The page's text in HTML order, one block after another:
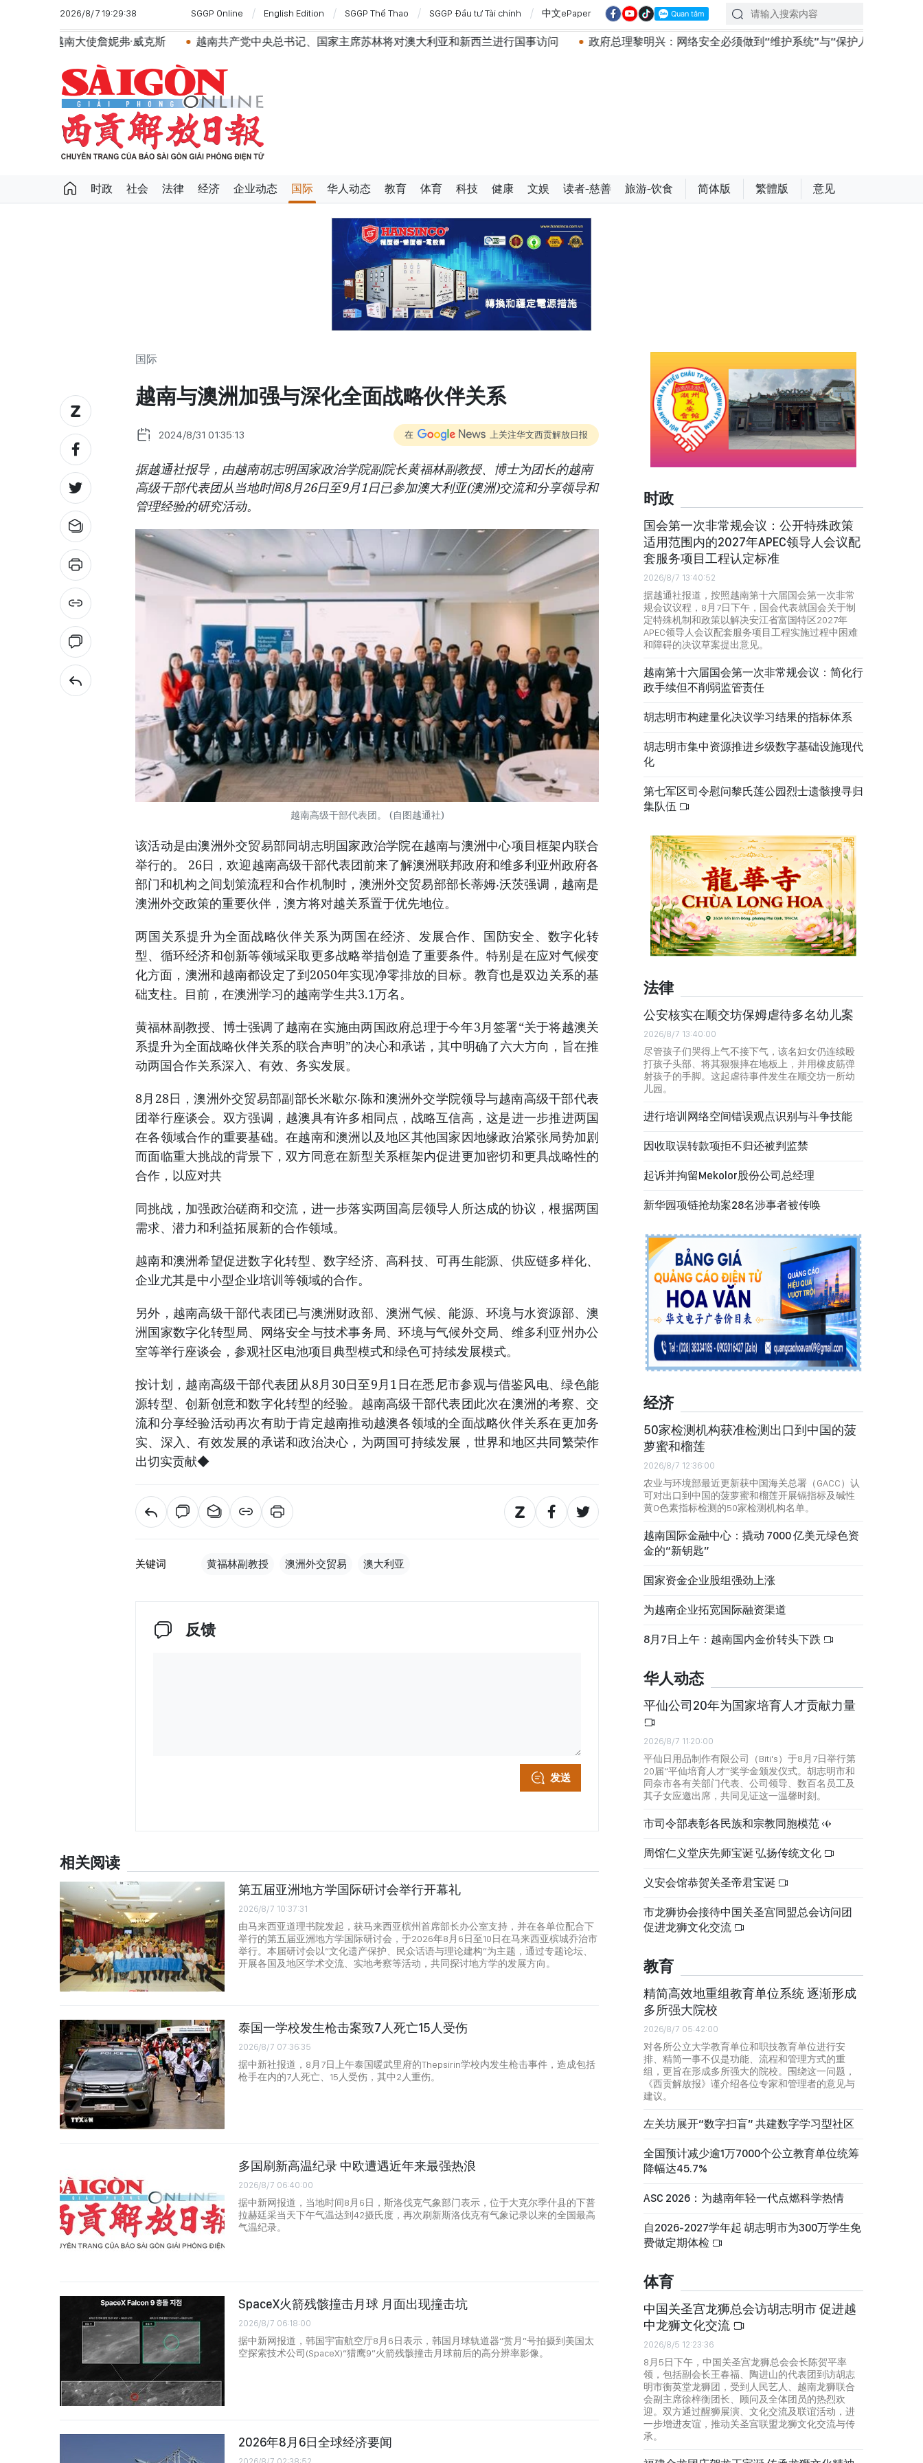
2026/8/7 19:29:38 SGGP Online English Edition SGGP Thể Thao SGGP Đầu tư Tài chính 中文ePaper
詹妮弗·威克斯 越南共产党中央总书记、国家主席苏林将对澳大利亚和新西兰进行国事访问 政府总理黎明兴：网络安全必须做到“维护系统”与“保护人员”紧密结合
时政 社会 法律 经济 企业动态 国际 华人动态 教育 体育 科技 健康 文娱 读者-慈善 旅游-饮食 简体版 繁體版 意见
国际
越南与澳洲加强与深化全面战略伙伴关系
2024/8/31 01:35:13 在 上关注华文西贡解放日报
据越通社报导，由越南胡志明国家政治学院副院长黄福林副教授、博士为团长的越南
高级干部代表团从当地时间8月26日至9月1日已参加澳大利亚(澳洲)交流和分享领导和
管理经验的研究活动。
越南高级干部代表团。 (自图越通社)
该活动是由澳洲外交贸易部同胡志明国家政治学院在越南与澳洲中心项目框架内联合
举行的。 26日，欢迎越南高级干部代表团前来了解澳洲联邦政府和维多利亚州政府各
部门和机构之间划策流程和合作机制时，澳洲外交贸易部部长蒂姆‧沃茨强调，越南是
澳洲外交政策的重要伙伴，澳方将对越关系置于优先地位。
两国关系提升为全面战略伙伴关系为两国在经济、发展合作、国防安全、数字化转
型、循环经济和创新等领域采取更多战略举措创造了重要条件。特别是在应对气候变
化方面，澳洲和越南都设定了到2050年实现净零排放的目标。教育也是双边关系的基
础支柱。目前，在澳洲学习的越南学生共3.1万名。
黄福林副教授、博士强调了越南在实施由两国政府总理于今年3月签署“关于将越澳关
系提升为全面战略伙伴关系的联合声明”的决心和承诺，其中明确了六大方向，旨在推
动两国合作关系深入、有效、务实发展。
8月28日，澳洲外交贸易部副部长米歇尔‧陈和澳洲外交学院领导与越南高级干部代表
团举行座谈会。双方强调，越澳具有许多相同点，战略互信高，这是进一步推进两国
在各领域合作的重要基础。在越南和澳洲以及地区其他国家因地缘政治紧张局势加剧
而面临重大挑战的背景下，双方同意在新型关系框架内促进更加密切和更具战略性的
合作，以应对共
同挑战，加强政治磋商和交流，进一步落实两国高层领导人所达成的协议，根据两国
需求、潜力和利益拓展新的合作领域。
越南和澳洲希望促进数字化转型、数字经济、高科技、可再生能源、供应链多样化、
企业尤其是中小型企业培训等领域的合作。
另外，越南高级干部代表团已与澳洲财政部、澳洲气候、能源、环境与水资源部、澳
洲国家数字化转型局、网络安全与技术事务局、环境与气候外交局、维多利亚州办公
室等举行座谈会，参观社区电池项目典型模式和绿色可持续发展模式。
按计划，越南高级干部代表团从8月30日至9月1日在悉尼市参观与借鉴风电、绿色能
源转型、创新创意和数字化转型的经验。越南高级干部代表团此次在澳洲的考察、交
流和分享经验活动再次有助于肯定越南推动越澳各领域的全面战略伙伴关系在更加务
实、深入、有效发展的承诺和政治决心，为两国可持续发展，世界和地区共同繁荣作
出切实贡献◆
关键词 黄福林副教授 澳洲外交贸易 澳大利亚
反馈
发送
相关阅读
第五届亚洲地方学国际研讨会举行开幕礼
2026/8/7 10:37:31
由马来西亚道理书院发起，获马来西亚槟州首席部长办公室支持，并在各单位配合下
举行的第五届亚洲地方学国际研讨会，于2026年8月6日至10日在马来西亚槟城乔治市
举行。本届研讨会以“文化遗产保护、民众话语与理论建构”为主题，通过专题论坛、
开展各国及地区学术交流、实地考察等活动，共同探讨地方学的发展方向。
泰国一学校发生枪击案致7人死亡15人受伤
2026/8/7 07:36:35
据中新社报道，8月7日上午泰国暖武里府的Thepsirin学校内发生枪击事件，造成包括
枪手在内的7人死亡、15人受伤，其中2人重伤。
多国刷新高温纪录 中欧遭遇近年来最强热浪
2026/8/7 06:40:00
据中新网报道，当地时间8月6日，斯洛伐克气象部门表示，位于大克尔季什县的下普
拉赫廷采当天下午气温达到42摄氏度，再次刷新斯洛伐克有气象记录以来的全国最高
气温纪录。
SpaceX火箭残骸撞击月球 月面出现撞击坑
2026/8/7 06:18:00
据中新网报道，韩国宇宙航空厅8月6日表示，韩国月球轨道器“赏月”号拍摄到美国太
空探索技术公司(SpaceX)“猎鹰9”火箭残骸撞击月球前后的高分辨率影像。
2026年8月6日全球经济要闻
时政
国会第一次非常规会议：公开特殊政策
适用范围内的2027年APEC领导人会议配
套服务项目工程认定标准
2026/8/7 13:40:52
据越通社报道，按照越南第十六届国会第一次非常
规会议议程，8月7日下午，国会代表就国会关于制
定特殊机制和政策以解决安江省富国特区2027年
APEC领导人会议配套服务项目工程实施过程中困难
和障碍的决议草案提出意见。
越南第十六届国会第一次非常规会议：简化行
政手续但不削弱监管责任
胡志明市构建量化决议学习结果的指标体系
胡志明市集中资源推进乡级数字基础设施现代
化
第七军区司令慰问黎氏莲公园烈士遗骸搜寻归
集队伍
法律
公安核实在顺交坊保姆虐待多名幼儿案
2026/8/7 13:40:00
尽管孩子们哭得上气不接下气，该名妇女仍连续殴
打孩子头部、将其狠狠摔在地板上，并用橡皮筋弹
射孩子的手脚。这起虐待事件发生在顺交坊一所幼
儿园。
进行培训网络空间错误观点识别与斗争技能
因收取误转款项拒不归还被判监禁
起诉并拘留Mekolor股份公司总经理
新华园项链抢劫案28名涉事者被传唤
经济
50家检测机构获准检测出口到中国的菠
萝蜜和榴莲
2026/8/7 12:36:00
农业与环境部最近更新获中国海关总署（GACC）认
可对出口到中国的菠萝蜜和榴莲开展镉指标及碱性
黄O色素指标检测的50家检测机构名单。
越南国际金融中心：撬动 7000 亿美元绿色资
金的“新钥匙”
国家资金企业股组强劲上涨
为越南企业拓宽国际融资渠道
8月7日上午：越南国内金价转头下跌
华人动态
平仙公司20年为国家培育人才贡献力量
2026/8/7 11:20:00
平仙日用品制作有限公司（Biti's）于8月7日举行第
20届“平仙培育人才”奖学金颁发仪式。胡志明市和
同奈市各有关部门代表、公司领导、数百名员工及
其子女应邀出席，共同见证这一温馨时刻。
市司令部表彰各民族和宗教同胞模范
周馆仁义堂庆先师宝诞 弘扬传统文化
义安会馆恭贺关圣帝君宝诞
市龙狮协会接待中国关圣宫同盟总会访问团
促进龙狮文化交流
教育
精简高效地重组教育单位系统 逐渐形成
多所强大院校
2026/8/7 05:42:00
对各所公立大学教育单位和职技教育单位进行安
排、精简一事不仅是功能、流程和管理方式的重
组，更旨在形成多所强大的院校。围绕这一问题，
《西贡解放报》谨介绍各位专家和管理者的意见与
建议。
左关坊展开“数字扫盲” 共建数字学习型社区
全国预计减少逾1万7000个公立教育单位统筹
降幅达45.7%
ASC 2026：为越南年轻一代点燃科学热情
自2026-2027学年起 胡志明市为300万学生免
费做定期体检
体育
中国关圣宫龙狮总会访胡志明市 促进越
中龙狮文化交流
2026/8/5 12:23:36
8月5日下午，中国关圣宫龙狮总会会长陈贺平率
领，包括副会长王春福、陶进山的代表团到访胡志
明市衡英堂龙狮团，受到人民艺人、越南龙狮联合
会副主席徐梓衡团长、顾问及全体团员的热烈欢
迎。双方通过醒狮展演、文化交流及联谊活动，进
一步增进友谊，推动关圣宫联盟龙狮文化交流与传
承。